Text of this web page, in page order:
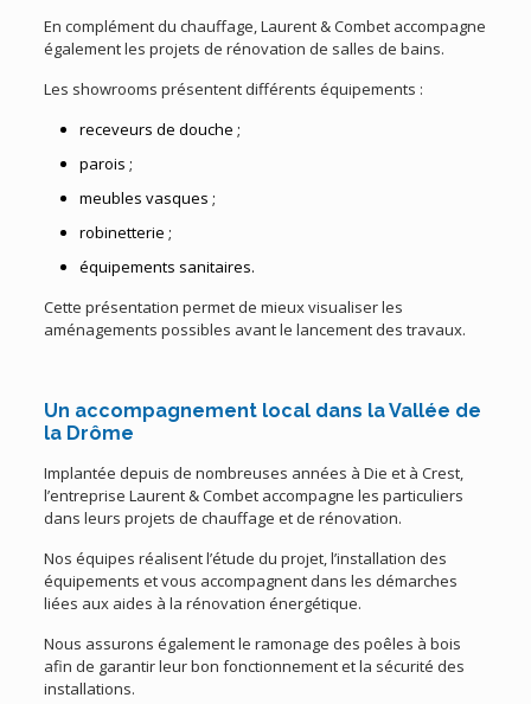
En complément du chauffage, Laurent & Combet accompagne
également les projets de rénovation de salles de bains.
Les showrooms présentent différents équipements :
receveurs de douche ;
parois ;
meubles vasques ;
robinetterie ;
équipements sanitaires.
Cette présentation permet de mieux visualiser les
aménagements possibles avant le lancement des travaux.
Un accompagnement local dans la Vallée de
la Drôme
Implantée depuis de nombreuses années à Die et à Crest,
l’entreprise Laurent & Combet accompagne les particuliers
dans leurs projets de chauffage et de rénovation.
Nos équipes réalisent l’étude du projet, l’installation des
équipements et vous accompagnent dans les démarches
liées aux aides à la rénovation énergétique.
Nous assurons également le ramonage des poêles à bois
afin de garantir leur bon fonctionnement et la sécurité des
installations.